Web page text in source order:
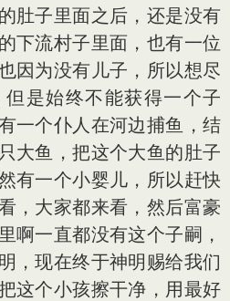
肚子里面之后，还是没有
下流村子里面，也有一位
因为没有儿子，所以想尽
是始终不能获得一个子
一个仆人在河边捕鱼，结
大鱼，把这个大鱼的肚子
有一个小婴儿，所以赶快
，大家都来看，然后富豪
啊一直都没有这个子嗣，
，现在终于神明赐给我们
这个小孩擦干净，用最好